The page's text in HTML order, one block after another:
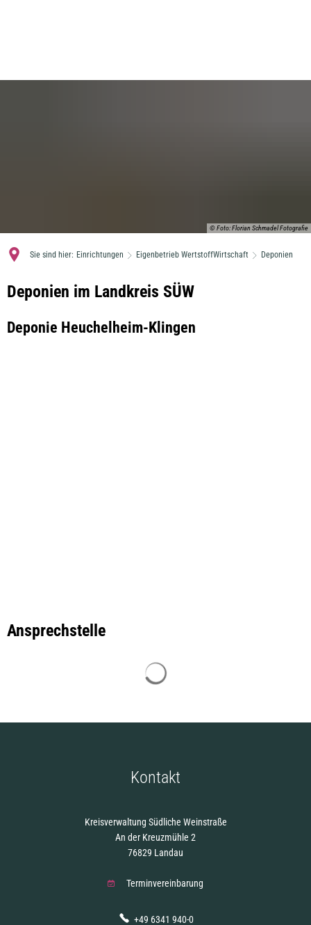
© Foto: Florian Schmadel Fotografie
Sie sind hier: Einrichtungen Eigenbetrieb WertstoffWirtschaft Deponien
Deponien
Deponien im Landkreis SÜW
Deponie Heuchelheim-Klingen
Ansprechstelle
Kontakt
Kreisverwaltung Südliche Weinstraße
An der Kreuzmühle 2
76829 Landau
Terminvereinbarung
+49 6341 940-0